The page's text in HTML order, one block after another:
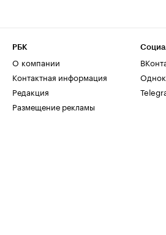
РБК
О компании
Контактная информация
Редакция
Размещение рекламы